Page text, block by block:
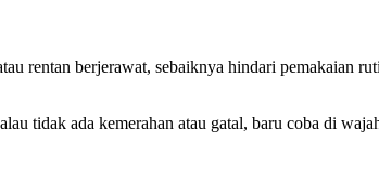
rentan berjerawat, sebaiknya hindari pemakaian
tidak ada kemerahan atau gatal, baru coba di